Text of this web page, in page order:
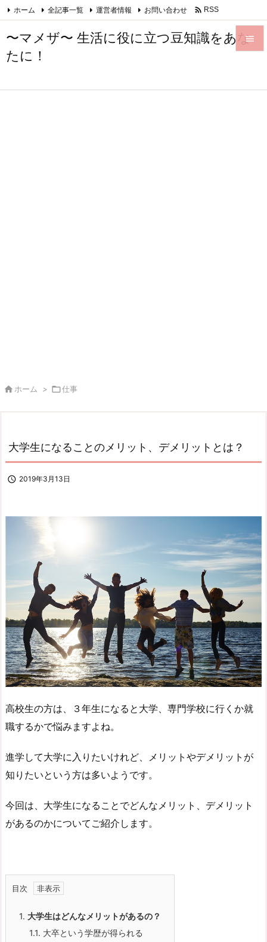
〜マメザ〜 生活に役に立つ豆知識をあな
たに！


ホーム 全記事一覧 運営者情報 お問い合わせ  RSS
 ホーム > 仕事
大学生になることのメリット、デメリットとは？
 2019年3月13日
高校生の方は、３年生になると大学、専門学校に行くか就
職するかで悩みますよね。
進学して大学に入りたいけれど、メリットやデメリットが
知りたいという方は多いようです。
今回は、大学生になることでどんなメリット、デメリット
があるのかについてご紹介します。
目次
1. 大学生はどんなメリットがあるの？
1.1. 大卒という学歴が得られる